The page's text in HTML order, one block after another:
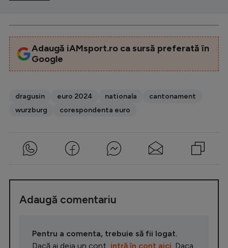
Adaugă iAMsport.ro ca sursă preferată în
Google
dragusin euro 2024 nationala
cantonament
wurzburg
corespondenta euro
Adaugă comentariu
Pentru a comenta, trebuie să fii logat.
Dacă ai deja un cont, intră în cont aici . Daca